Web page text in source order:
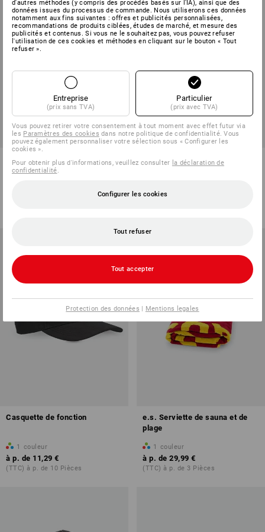
e.s. Casquette fonctionnelle
light
Backpack e.s.motion ten
Casquette de fonction
1 couleur
à p. de 11,29 €
(TTC) à p. de 10 Pièces
e.s. Serviette de sauna et de
plage
1 couleur
à p. de 29,99 €
(TTC) à p. de 3 Pièces
d'autres méthodes (y compris des procédés basés sur l'IA), ainsi que des
données issues du processus de commande. Nous utiliserons ces données
notamment aux fins suivantes : offres et publicités personnalisées,
recommandations de produits ciblées, études de marché, et mesure des
publicités et contenus. Si vous ne le souhaitez pas, vous pouvez refuser
l'utilisation de ces cookies et méthodes en cliquant sur le bouton « Tout
refuser ».
Entreprise
(prix sans TVA)
Particulier
(prix avec TVA)
Vous pouvez retirer votre consentement à tout moment avec effet futur via
les Paramètres des cookies dans notre politique de confidentialité. Vous
pouvez également personnaliser votre sélection sous « Configurer les
cookies ».
Pour obtenir plus d'informations, veuillez consulter la déclaration de
confidentialité
Configurer les cookies
Tout refuser
Tout accepter
Protection des données | Mentions legales